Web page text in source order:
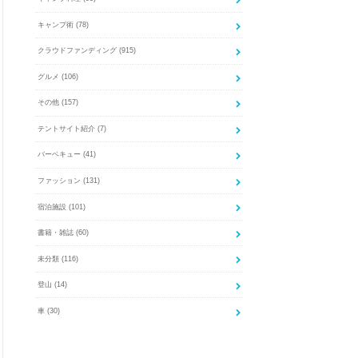
キャンプ術 (78)
クラウドファンディング (915)
グルメ (106)
その他 (157)
テントサイト紹介 (7)
バーベキュー (41)
ファッション (131)
宿泊施設 (101)
書籍・雑誌 (60)
未分類 (116)
登山 (14)
車 (30)